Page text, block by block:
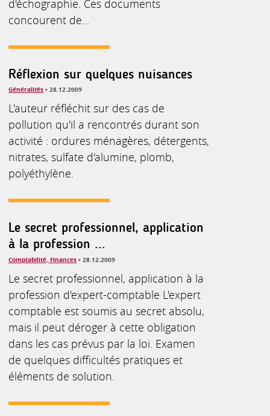
d'échographie. Ces documents
concourent de...
Réflexion sur quelques nuisances
Généralités • 28.12.2009
L'auteur réfléchit sur des cas de
pollution qu'il a rencontrés durant son
activité : ordures ménagères, détergents,
nitrates, sulfate d'alumine, plomb,
polyéthylène.
Le secret professionnel, application
à la profession ...
Comptabilité, Finances • 28.12.2009
Le secret professionnel, application à la
profession d'expert-comptable L'expert
comptable est soumis au secret absolu,
mais il peut déroger à cette obligation
dans les cas prévus par la loi. Examen
de quelques difficultés pratiques et
éléments de solution.